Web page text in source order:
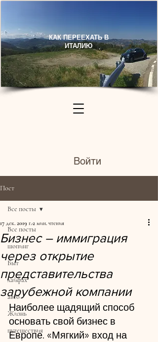
КАК ПЕРЕЕХАТЬ В
ИТАЛИЮ​
Войти
Пост
Все посты
шопинг
Быт
лайфах
авто
Жизнь
путешествия
Все посты
Бизнес – иммиграция
через открытие
представительства
зарубежной компании
17 дек. 2019 г.2 мин. чтения
Наиболее щадящий способ
основать свой бизнес в
Европе. «Мягкий» вход на